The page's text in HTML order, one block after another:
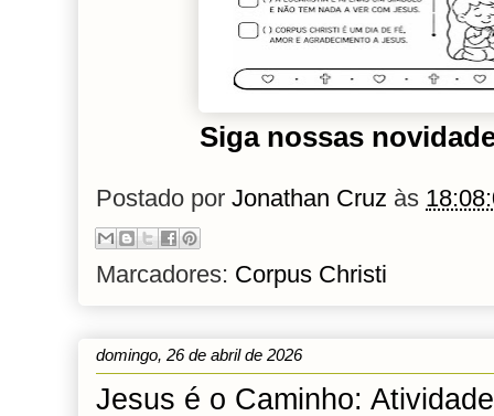
Siga nossas
Postado por Jonathan Cruz às
Marcadores: Corpus Christi
domingo, 26 de abril de 2026
Jesus é o Caminho: